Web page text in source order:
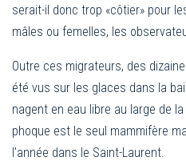
serait-il donc trop «côtier» pour
mâles ou femelles, les
Outre ces migrateurs, des
été vus sur les glaces dans la
nagent en eau libre au large de
phoque est le seul mammifère
l’année dans le Saint-Laurent.